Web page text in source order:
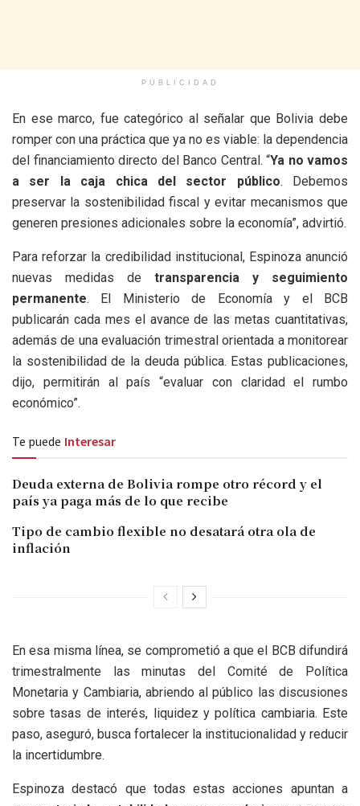
PUBLICIDAD
En ese marco, fue categórico al señalar que Bolivia debe
romper con una práctica que ya no es viable: la dependencia
del financiamiento directo del Banco Central. “Ya no vamos
a ser la caja chica del sector público. Debemos
preservar la sostenibilidad fiscal y evitar mecanismos que
generen presiones adicionales sobre la economía”, advirtió.
Para reforzar la credibilidad institucional, Espinoza anunció
nuevas medidas de transparencia y seguimiento
permanente. El Ministerio de Economía y el BCB
publicarán cada mes el avance de las metas cuantitativas,
además de una evaluación trimestral orientada a monitorear
la sostenibilidad de la deuda pública. Estas publicaciones,
dijo, permitirán al país “evaluar con claridad el rumbo
económico”.
Te puede Interesar
Deuda externa de Bolivia rompe otro récord y el
país ya paga más de lo que recibe
Tipo de cambio flexible no desatará otra ola de
inflación
En esa misma línea, se comprometió a que el BCB difundirá
trimestralmente las minutas del Comité de Política
Monetaria y Cambiaria, abriendo al público las discusiones
sobre tasas de interés, liquidez y política cambiaria. Este
paso, aseguró, busca fortalecer la institucionalidad y reducir
la incertidumbre.
Espinoza destacó que todas estas acciones apuntan a